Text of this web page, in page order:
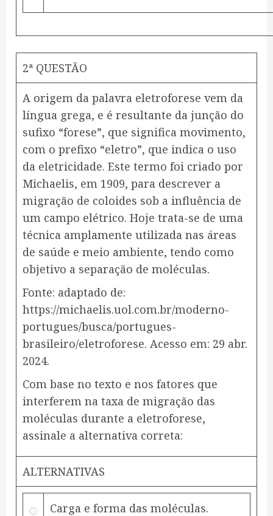
2ª QUESTÃO
A origem da palavra eletroforese vem da
língua grega, e é resultante da junção do
sufixo “forese”, que significa movimento,
com o prefixo “eletro”, que indica o uso
da eletricidade. Este termo foi criado por
Michaelis, em 1909, para descrever a
migração de coloides sob a influência de
um campo elétrico. Hoje trata-se de uma
técnica amplamente utilizada nas áreas
de saúde e meio ambiente, tendo como
objetivo a separação de moléculas.
Fonte: adaptado de:
https://michaelis.uol.com.br/moderno-
portugues/busca/portugues-
brasileiro/eletroforese. Acesso em: 29 abr.
2024.
Com base no texto e nos fatores que
interferem na taxa de migração das
moléculas durante a eletroforese,
assinale a alternativa correta:
ALTERNATIVAS
Carga e forma das moléculas.